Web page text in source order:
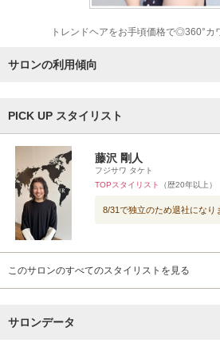
トレンドヘアをお手頃価格で◎360°カ
サロンの利用傾向
PICK UP スタイリスト
藤沢 剛人
フジサワ タケト
TOPスタイリスト
（歴20年以上）
8/31で独立のため退社になり
このサロンのすべてのスタイリストを見る
サロンデータ